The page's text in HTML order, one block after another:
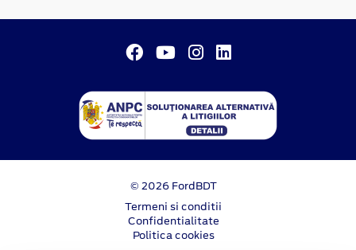
© 2026 FordBDT
Termeni si conditii
Confidentialitate
Politica cookies